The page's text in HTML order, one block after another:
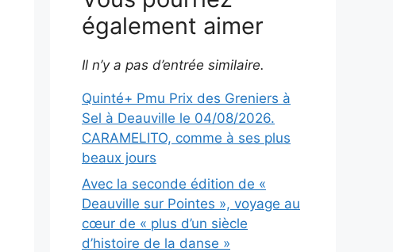
également aimer
Il n’y a pas d’entrée similaire.
Quinté+ Pmu Prix des Greniers à
Sel à Deauville le 04/08/2026.
CARAMELITO, comme à ses plus
beaux jours
Avec la seconde édition de «
Deauville sur Pointes », voyage au
cœur de « plus d’un siècle
d’histoire de la danse »